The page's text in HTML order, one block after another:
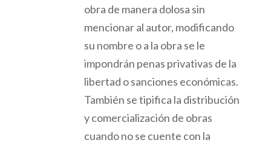
obra de manera dolosa sin
mencionar al autor, modificando
su nombre oa la obra se le
impondrán penas privativas de la
libertad o sanciones económicas.
También se tipifica la distribución
y comercialización de obras
cuando no se cuente con la